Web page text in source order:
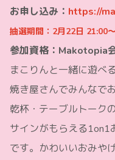
お申し込み： https://
抽選期間：2月22日 21:00
参加資格：Makotopia
まこりんと一緒に遊べ
焼き屋さんでみんなで
乾杯・テーブルトーク
サインがもらえる1on1
です。かわいいおみや